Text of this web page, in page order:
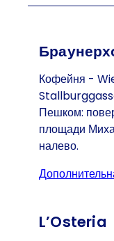
Кофейня -
Пешком:
площади
налево.
L’Osteria